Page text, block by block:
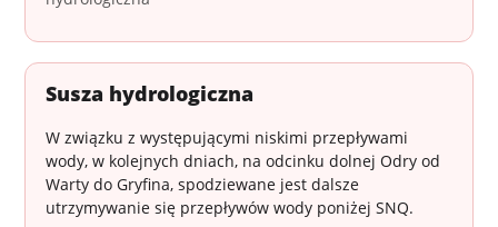
Susza hydrologiczna
W związku z występującymi niskimi przepływami
wody, w kolejnych dniach, na odcinku dolnej Odry od
Warty do Gryfina, spodziewane jest dalsze
utrzymywanie się przepływów wody poniżej SNQ.